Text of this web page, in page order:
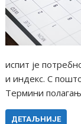
испит је
и индекс. С
Термини
ДЕТАЉНИЈЕ